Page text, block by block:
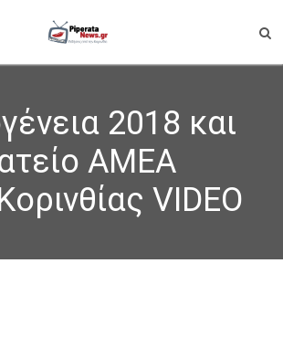
2018 και
ΑΜΕΑ
VIDEO